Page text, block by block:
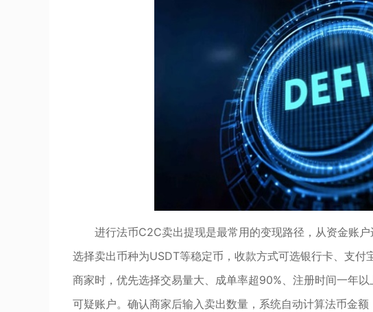
进行法币C2C卖出提现是最常用的变现路径，从资金账户
选择卖出币种为USDT等稳定币，收款方式可选银行卡、支
商家时，优先选择交易量大、成单率超90%、注册时间一年
可疑账户。确认商家后输入卖出数量，系统自动计算法币金额